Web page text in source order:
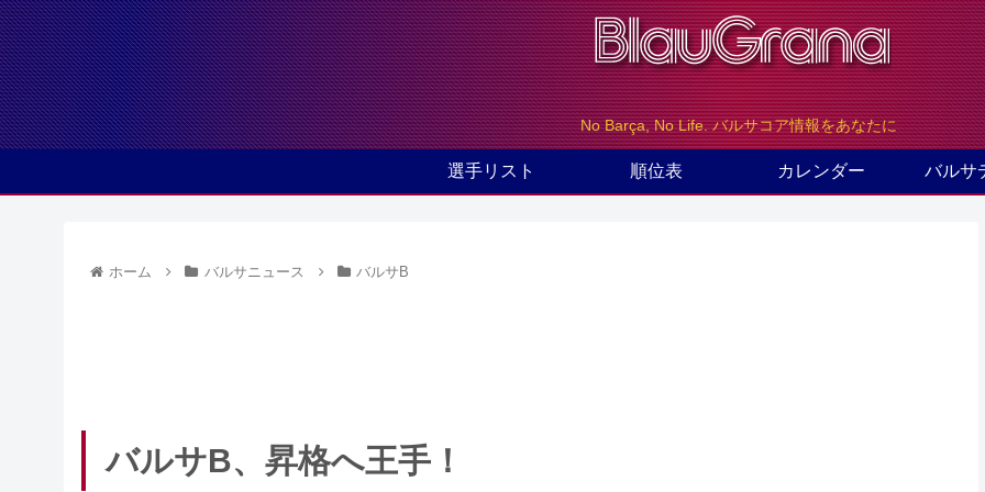
No Barça, No Life. バルサコア情報をあなたに
選手リスト 順位表 カレンダー バルサ
ホーム バルサニュース バルサB
バルサB、昇格へ王手！